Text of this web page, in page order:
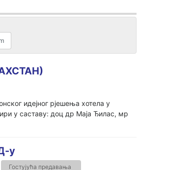
идејног рјешења хотела у
у саставу: доц др Маја Ђилас, мр
у
Гостујућа предавања